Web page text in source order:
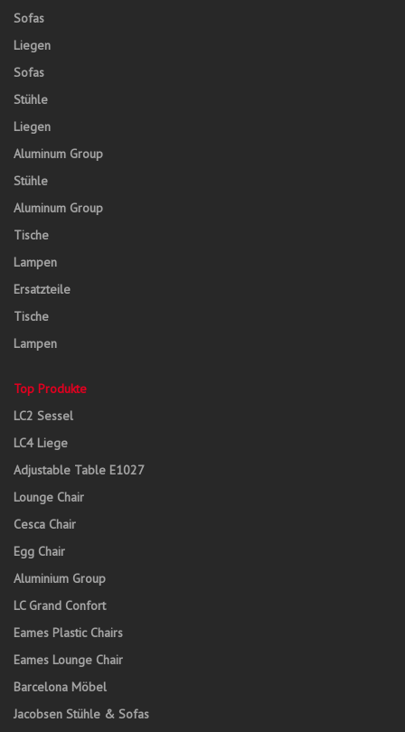
Sofas
Liegen
Sofas
Stühle
Liegen
Aluminum Group
Stühle
Aluminum Group
Tische
Lampen
Ersatzteile
Tische
Lampen
Top Produkte
LC2 Sessel
LC4 Liege
Adjustable Table E1027
Lounge Chair
Cesca Chair
Egg Chair
Aluminium Group
LC Grand Confort
Eames Plastic Chairs
Eames Lounge Chair
Barcelona Möbel
Jacobsen Stühle & Sofas